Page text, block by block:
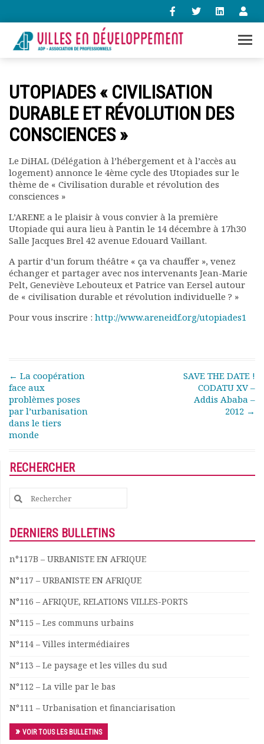
contact@villes-developpement.org
Accueil
Qui sommes-nous ?
Présentation vidéo
Le bureau
Statuts de l’association
Vie de l’association
Calendrier des activités
Assemblées générales
Comptes rendus mensuels
Rapports moraux
Rapports financiers
Nous rejoindre
Le bulletin
développement
Kiosk
Ressources
Nos actions
Podcast-AdP
Concours vidéo
Matinales
Nos partenaires
Publications et rapports
Documents
Les adhérents
Offres d’emploi
Forum
Nous contacter
UTOPIADES « CIVILISATION
DURABLE ET RÉVOLUTION DES
CONSCIENCES »
Le DiHAL (Délégation à l’hébergement et à l’accès au
logement) annonce le 4ème cycle des Utopiades sur le
thème de « Civilisation durable et révolution des
consciences »
L’ARENE a le plaisir à vous convier à la première
Utopiade qui aura lieu à Pantin le 14 décembre à 17h30
Salle Jacques Brel 42 avenue Edouard Vaillant.
A partir d’un forum théâtre « ça va chauffer », venez
échanger et partager avec nos intervenants Jean-Marie
Pelt, Geneviève Lebouteux et Patrice van Eersel autour
de « civilisation durable et révolution individuelle ? »
Pour vous inscrire : http://www.areneidf.org/utopiades1
Post navigation
← La coopération
face aux
problèmes poses
par l’urbanisation
dans le tiers
monde
SAVE THE DATE !
CODATU XV –
Addis Ababa –
2012 →
RECHERCHER
Search
for:
DERNIERS BULLETINS
n°117B – URBANISTE EN AFRIQUE
N°117 – URBANISTE EN AFRIQUE
N°116 – AFRIQUE, RELATIONS VILLES-PORTS
N°115 – Les communs urbains
N°114 – Villes intermédiaires
N°113 – Le paysage et les villes du sud
N°112 – La ville par le bas
N°111 – Urbanisation et financiarisation
VOIR TOUS LES BULLETINS